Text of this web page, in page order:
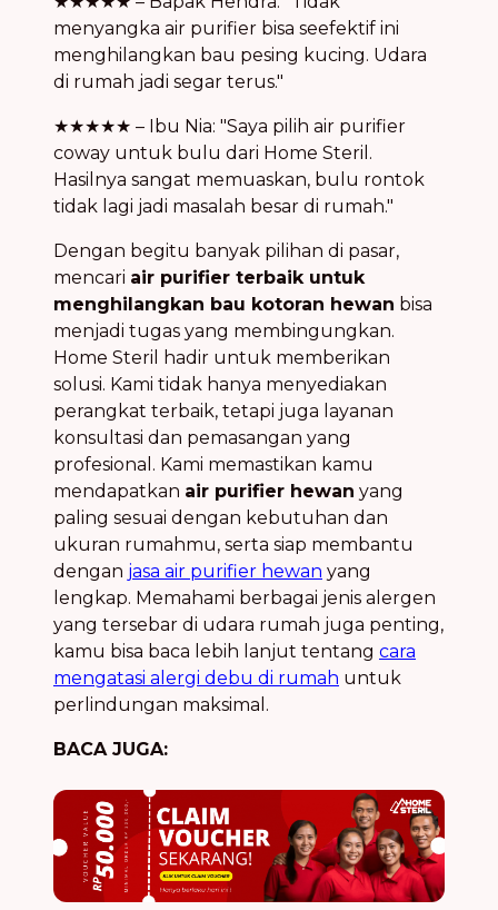
menyangka air purifier bisa seefektif ini
menghilangkan bau pesing kucing. Udara
di rumah jadi segar terus."
★★★★★ – Ibu Nia: "Saya pilih air purifier
coway untuk bulu dari Home Steril.
Hasilnya sangat memuaskan, bulu rontok
tidak lagi jadi masalah besar di rumah."
Dengan begitu banyak pilihan di pasar,
mencari air purifier terbaik untuk
menghilangkan bau kotoran hewan bisa
menjadi tugas yang membingungkan.
Home Steril hadir untuk memberikan
solusi. Kami tidak hanya menyediakan
perangkat terbaik, tetapi juga layanan
konsultasi dan pemasangan yang
profesional. Kami memastikan kamu
mendapatkan air purifier hewan yang
paling sesuai dengan kebutuhan dan
ukuran rumahmu, serta siap membantu
dengan jasa air purifier hewan yang
lengkap. Memahami berbagai jenis alergen
yang tersebar di udara rumah juga penting,
kamu bisa baca lebih lanjut tentang cara
mengatasi alergi debu di rumah untuk
perlindungan maksimal.
BACA JUGA: